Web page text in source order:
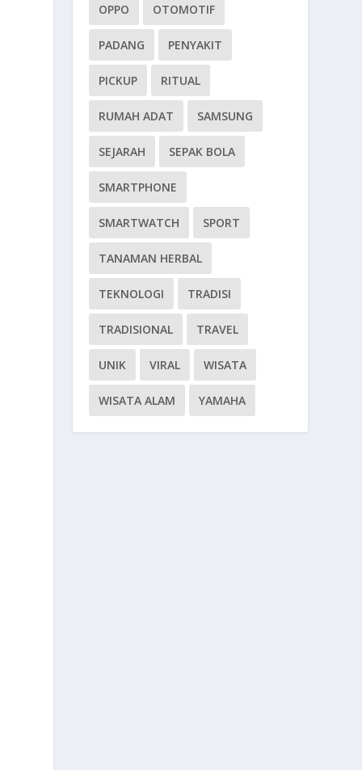
OPPO OTOMOTIF
PADANG PENYAKIT
PICKUP RITUAL
RUMAH ADAT SAMSUNG
SEJARAH SEPAK BOLA
SMARTPHONE
SMARTWATCH SPORT
TANAMAN HERBAL
TEKNOLOGI TRADISI
TRADISIONAL TRAVEL
UNIK VIRAL WISATA
WISATA ALAM YAMAHA